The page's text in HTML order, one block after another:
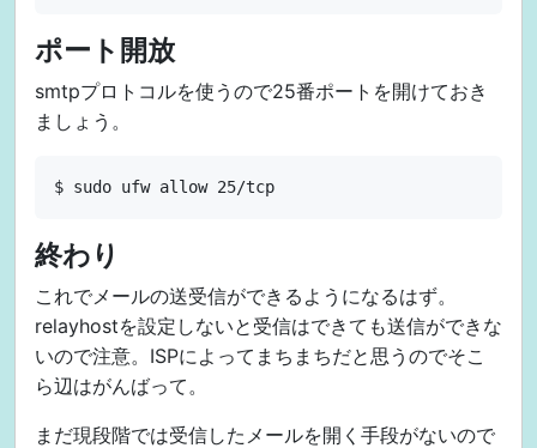
ポート開放
smtpプロトコルを使うので25番ポートを開けておき
ましょう。
終わり
これでメールの送受信ができるようになるはず。
relayhostを設定しないと受信はできても送信ができな
いので注意。ISPによってまちまちだと思うのでそこ
ら辺はがんばって。
まだ現段階では受信したメールを開く手段がないので